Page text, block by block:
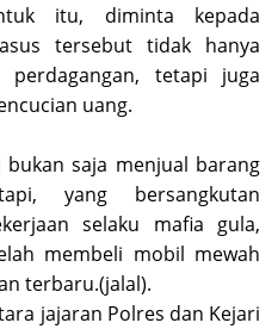
itu, diminta kepada
tersebut tidak hanya
tetapi juga
uang.
saja menjual barang
yang bersangkutan
selaku mafia gula,
membeli mobil mewah
terbaru.(jalal).
jajaran Polres dan Kejari